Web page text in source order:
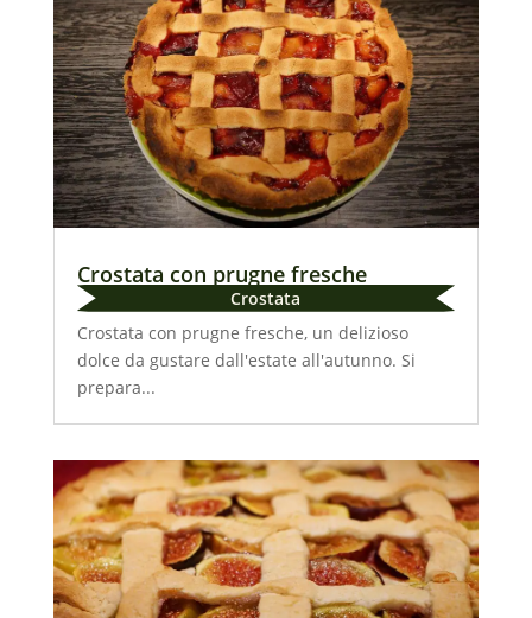
Crostata con prugne fresche
Crostata
Crostata con prugne fresche, un delizioso
dolce da gustare dall'estate all'autunno. Si
prepara...